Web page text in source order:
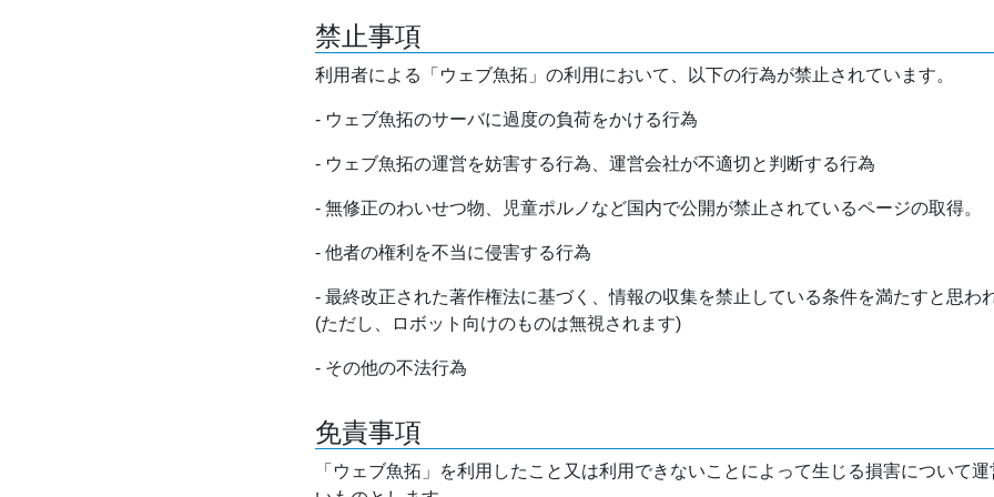
禁止事項
利用者による「ウェブ魚拓」の利用において、以下の行為が禁止されています。
- ウェブ魚拓のサーバに過度の負荷をかける行為
- ウェブ魚拓の運営を妨害する行為、運営会社が不適切と判断する行為
- 無修正のわいせつ物、児童ポルノなど国内で公開が禁止されているページの取得。
- 他者の権利を不当に侵害する行為
- 最終改正された著作権法に基づく、情報の収集を禁止している条件を満たすと思わ
(ただし、ロボット向けのものは無視されます)
- その他の不法行為
免責事項
「ウェブ魚拓」を利用したこと又は利用できないことによって生じる損害について